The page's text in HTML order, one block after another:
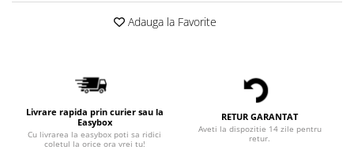
Adauga la Favorite
Livrare rapida prin curier sau la
Easybox
Cu livrarea la easybox poti sa ridici
coletul la orice ora vrei tu!
RETUR GARANTAT
Aveti la dispozitie 14 zile pentru
retur.